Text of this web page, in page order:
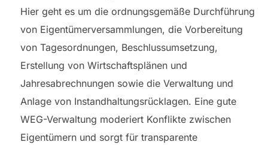
Hier geht es um die ordnungsgemäße Durchführung
von Eigentümerversammlungen, die Vorbereitung
von Tagesordnungen, Beschlussumsetzung,
Erstellung von Wirtschaftsplänen und
Jahresabrechnungen sowie die Verwaltung und
Anlage von Instandhaltungsrücklagen. Eine gute
WEG-Verwaltung moderiert Konflikte zwischen
Eigentümern und sorgt für transparente